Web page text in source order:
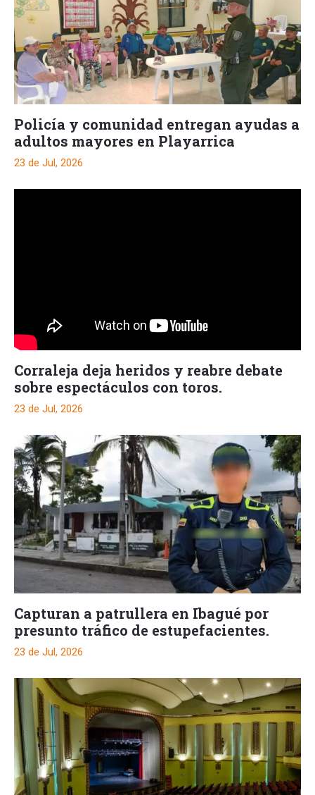
Policía y comunidad entregan ayudas a
adultos mayores en Playarrica
23 de Jul, 2026
Corraleja deja heridos y reabre debate
sobre espectáculos con toros.
23 de Jul, 2026
Capturan a patrullera en Ibagué por
presunto tráfico de estupefacientes.
23 de Jul, 2026